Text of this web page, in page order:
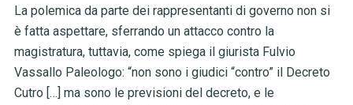
La polemica da parte dei rappresentanti di governo non si
è fatta aspettare, sferrando un attacco contro la
magistratura, tuttavia, come spiega il giurista Fulvio
Vassallo Paleologo: “non sono i giudici “contro” il Decreto
Cutro […] ma sono le previsioni del decreto, e le